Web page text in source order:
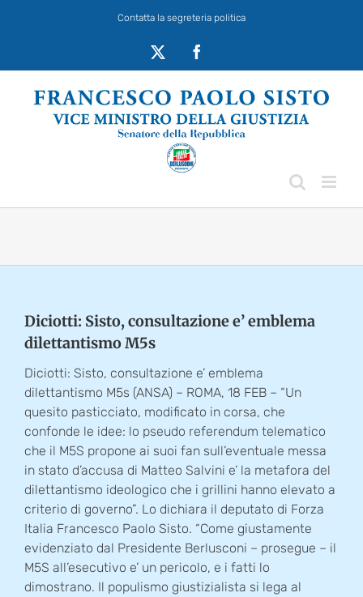
Contatta la segreteria politica
Diciotti: Sisto, consultazione e’ emblema
dilettantismo M5s
Diciotti: Sisto, consultazione e’ emblema
dilettantismo M5s (ANSA) – ROMA, 18 FEB – “Un
quesito pasticciato, modificato in corsa, che
confonde le idee: lo pseudo referendum telematico
che il M5S propone ai suoi fan sull’eventuale messa
in stato d’accusa di Matteo Salvini e’ la metafora del
dilettantismo ideologico che i grillini hanno elevato a
criterio di governo”. Lo dichiara il deputato di Forza
Italia Francesco Paolo Sisto. “Come giustamente
evidenziato dal Presidente Berlusconi – prosegue – il
M5S all’esecutivo e’ un pericolo, e i fatti lo
dimostrano. Il populismo giustizialista si lega al